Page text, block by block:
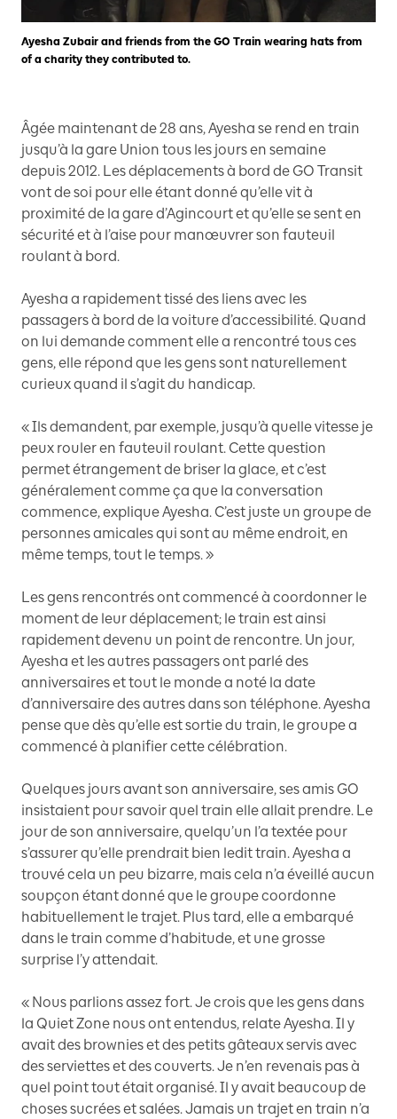
Ayesha Zubair and friends from the GO Train wearing hats from
of a charity they contributed to.
Âgée maintenant de 28 ans, Ayesha se rend en train
jusqu’à la gare Union tous les jours en semaine
depuis 2012. Les déplacements à bord de GO Transit
vont de soi pour elle étant donné qu’elle vit à
proximité de la gare d’Agincourt et qu’elle se sent en
sécurité et à l’aise pour manœuvrer son fauteuil
roulant à bord.
Ayesha a rapidement tissé des liens avec les
passagers à bord de la voiture d’accessibilité. Quand
on lui demande comment elle a rencontré tous ces
gens, elle répond que les gens sont naturellement
curieux quand il s’agit du handicap.
« Ils demandent, par exemple, jusqu’à quelle vitesse je
peux rouler en fauteuil roulant. Cette question
permet étrangement de briser la glace, et c’est
généralement comme ça que la conversation
commence, explique Ayesha. C’est juste un groupe de
personnes amicales qui sont au même endroit, en
même temps, tout le temps. »
Les gens rencontrés ont commencé à coordonner le
moment de leur déplacement; le train est ainsi
rapidement devenu un point de rencontre. Un jour,
Ayesha et les autres passagers ont parlé des
anniversaires et tout le monde a noté la date
d’anniversaire des autres dans son téléphone. Ayesha
pense que dès qu’elle est sortie du train, le groupe a
commencé à planifier cette célébration.
Quelques jours avant son anniversaire, ses amis GO
insistaient pour savoir quel train elle allait prendre. Le
jour de son anniversaire, quelqu’un l’a textée pour
s’assurer qu’elle prendrait bien ledit train. Ayesha a
trouvé cela un peu bizarre, mais cela n’a éveillé aucun
soupçon étant donné que le groupe coordonne
habituellement le trajet. Plus tard, elle a embarqué
dans le train comme d’habitude, et une grosse
surprise l’y attendait.
« Nous parlions assez fort. Je crois que les gens dans
la Quiet Zone nous ont entendus, relate Ayesha. Il y
avait des brownies et des petits gâteaux servis avec
des serviettes et des couverts. Je n’en revenais pas à
quel point tout était organisé. Il y avait beaucoup de
choses sucrées et salées. Jamais un trajet en train n’a